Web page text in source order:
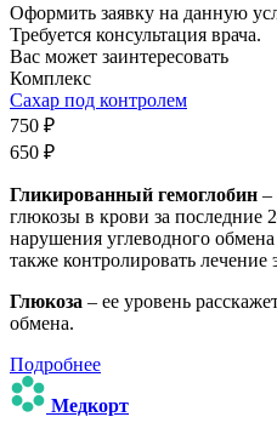
Оформить заявку на данную
Требуется консультация врача.
Вас может заинтересовать
Комплекс
Сахар под контролем
750 ₽
650 ₽
Гликированный гемоглобин –
глюкозы в крови за последние
нарушения углеводного
также контролировать лечение
Глюкоза – ее уровень
обмена.
Подробнее
Медкорт